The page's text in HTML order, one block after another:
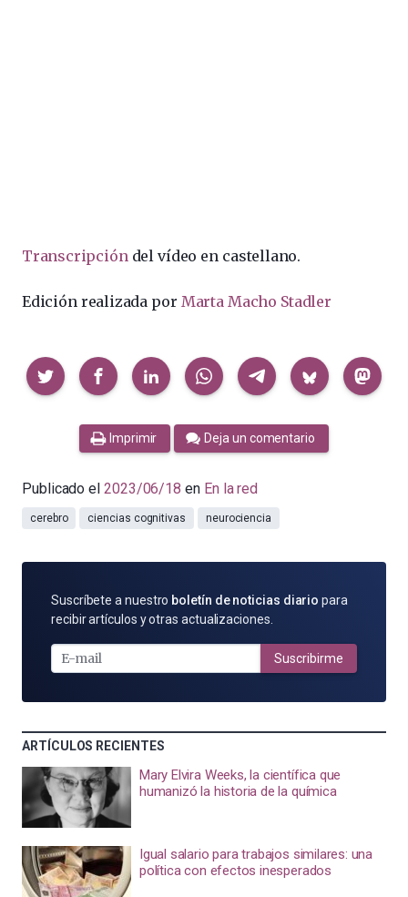
Transcripción del vídeo en castellano.
Edición realizada por Marta Macho Stadler
Compartir
Imprimir Deja un comentario
Publicado el 2023/06/18 en En la red
cerebro ciencias cognitivas neurociencia
SUSCRÍBETE
POR
MAIL
Suscríbete a nuestro boletín de noticias diario para
recibir artículos y otras actualizaciones.
Suscribirme
ARTÍCULOS RECIENTES
Mary Elvira Weeks, la científica que
humanizó la historia de la química
Igual salario para trabajos similares: una
política con efectos inesperados